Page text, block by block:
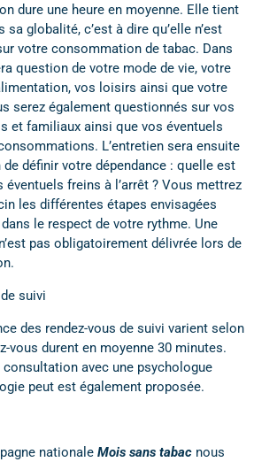
dure une heure en moyenne. Elle tient
globalité, c’est à dire qu’elle n’est
votre consommation de tabac. Dans
question de votre mode de vie, votre
vos loisirs ainsi que votre
serez également questionnés sur vos
et familiaux ainsi que vos éventuels
L’entretien sera ensuite
définir votre dépendance : quelle est
freins à l’arrêt ? Vous mettrez
les différentes étapes envisagées
le respect de votre rythme. Une
pas obligatoirement délivrée lors de
suivi
des rendez-vous de suivi varient selon
vous durent en moyenne 30 minutes.
consultation avec une psychologue
peut est également proposée.
nationale Mois sans tabac nous